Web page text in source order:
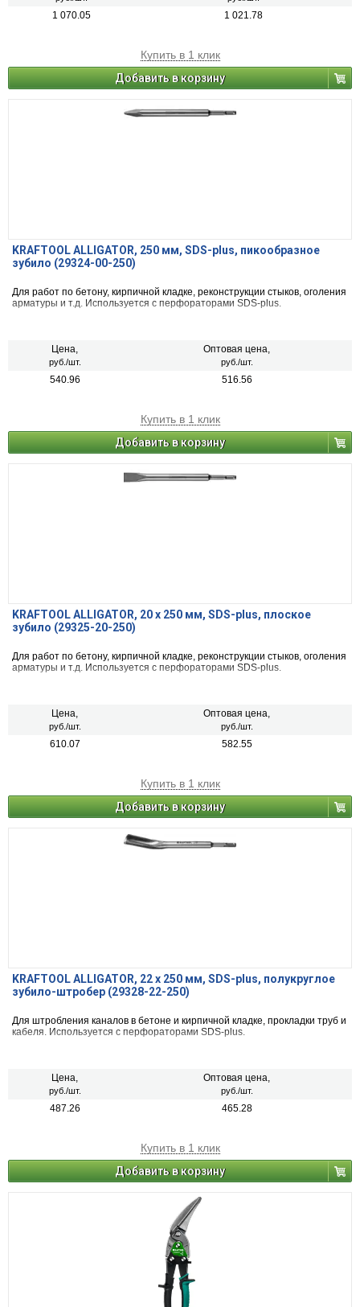
1 070.05 1 021.78
Купить в 1 клик
Добавить в корзину
KRAFTOOL ALLIGATOR, 250 мм, SDS-plus, пикообразное
зубило (29324-00-250)
Для работ по бетону, кирпичной кладке, реконструкции стыков, оголения
арматуры и т.д. Используется с перфораторами SDS-plus.
Цена,
руб./шт.
Оптовая цена,
руб./шт.
540.96 516.56
Купить в 1 клик
Добавить в корзину
KRAFTOOL ALLIGATOR, 20 х 250 мм, SDS-plus, плоское
зубило (29325-20-250)
Для работ по бетону, кирпичной кладке, реконструкции стыков, оголения
арматуры и т.д. Используется с перфораторами SDS-plus.
Цена,
руб./шт.
Оптовая цена,
руб./шт.
610.07 582.55
Купить в 1 клик
Добавить в корзину
KRAFTOOL ALLIGATOR, 22 х 250 мм, SDS-plus, полукруглое
зубило-штробер (29328-22-250)
Для штробления каналов в бетоне и кирпичной кладке, прокладки труб и
кабеля. Используется с перфораторами SDS-plus.
Цена,
руб./шт.
Оптовая цена,
руб./шт.
487.26 465.28
Купить в 1 клик
Добавить в корзину